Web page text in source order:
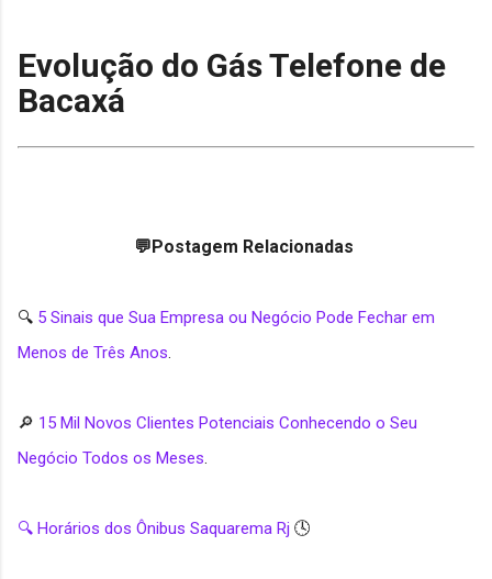
Evolução do Gás Telefone de
Bacaxá
💬Postagem Relacionadas
🔍 5 Sinais que Sua Empresa ou Negócio Pode Fechar em
Menos de Três Anos.
🔎 15 Mil Novos Clientes Potenciais Conhecendo o Seu
Negócio Todos os Meses.
🔍 Horários dos Ônibus Saquarema Rj 🕓